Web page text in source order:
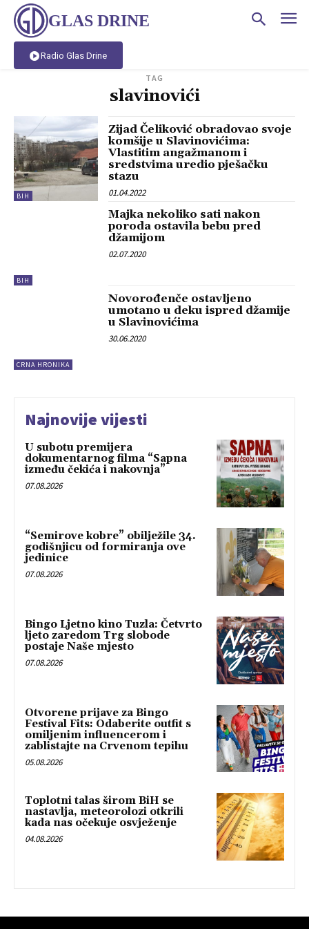
GLAS DRINE
Radio Glas Drine
TAG
slavinovići
BIH
Zijad Čeliković obradovao svoje
komšije u Slavinovićima:
Vlastitim angažmanom i
sredstvima uredio pješačku
stazu
01.04.2022
BIH
Majka nekoliko sati nakon
poroda ostavila bebu pred
džamijom
02.07.2020
CRNA HRONIKA
Novorođenče ostavljeno
umotano u deku ispred džamije
u Slavinovićima
30.06.2020
Najnovije vijesti
U subotu premijera
dokumentarnog filma “Sapna
između čekića i nakovnja”
07.08.2026
“Semirove kobre” obilježile 34.
godišnjicu od formiranja ove
jedinice
07.08.2026
Bingo Ljetno kino Tuzla: Četvrto
ljeto zaredom Trg slobode
postaje Naše mjesto
07.08.2026
Otvorene prijave za Bingo
Festival Fits: Odaberite outfit s
omiljenim influencerom i
zablistajte na Crvenom tepihu
05.08.2026
Toplotni talas širom BiH se
nastavlja, meteorolozi otkrili
kada nas očekuje osvježenje
04.08.2026